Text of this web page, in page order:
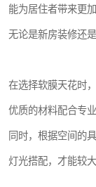
能为居住者带来更
无论是新房装修还
在选择软膜天花时
优质的材料配合专
同时，根据空间的
灯光搭配，才能较